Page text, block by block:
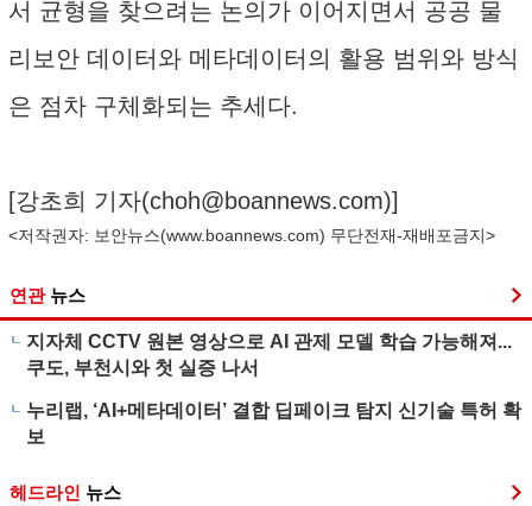
서 균형을 찾으려는 논의가 이어지면서 공공 물
리보안 데이터와 메타데이터의 활용 범위와 방식
은 점차 구체화되는 추세다.
[강초희 기자(choh@boannews.com)]
<저작권자: 보안뉴스(www.boannews.com) 무단전재-재배포금지>
연관 뉴스
지자체 CCTV 원본 영상으로 AI 관제 모델 학습 가능해져...
쿠도, 부천시와 첫 실증 나서
누리랩, ‘AI+메타데이터’ 결합 딥페이크 탐지 신기술 특허 확
보
헤드라인 뉴스